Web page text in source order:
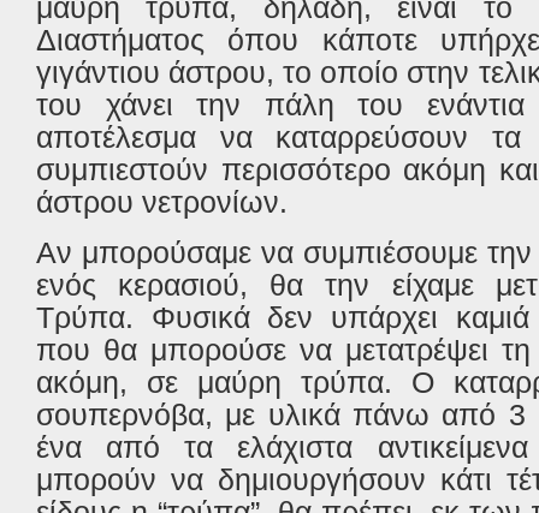
μαύρη τρύπα, δηλαδή, είναι το
Διαστήματος όπου κάποτε
γιγάντιου άστρου, το οποίο στην
του χάνει την πάλη του
αποτέλεσμα να καταρρεύσουν
συμπιεστούν περισσότερο ακόμη
άστρου νετρονίων.
Αν μπορούσαμε να συμπιέσουμε
ενός κερασιού, θα την είχαμε
Τρύπα. Φυσικά δεν υπάρχει καμιά
που θα μπορούσε να μετατρέψει
ακόμη, σε μαύρη τρύπα. Ο
σουπερνόβα, με υλικά πάνω από 3
ένα από τα ελάχιστα
μπορούν να δημιουργήσουν κάτι